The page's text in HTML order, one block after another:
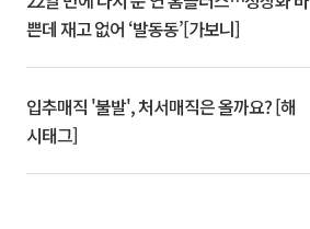
쁜데 재고 없어 ‘발동동’[가보니]
입추매직 '불발', 처서매직은 올까요? [해
시태그]